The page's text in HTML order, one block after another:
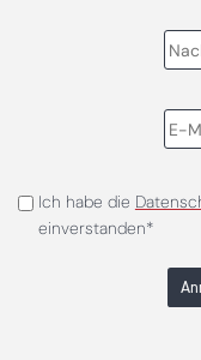
Ich habe die
einverstanden*